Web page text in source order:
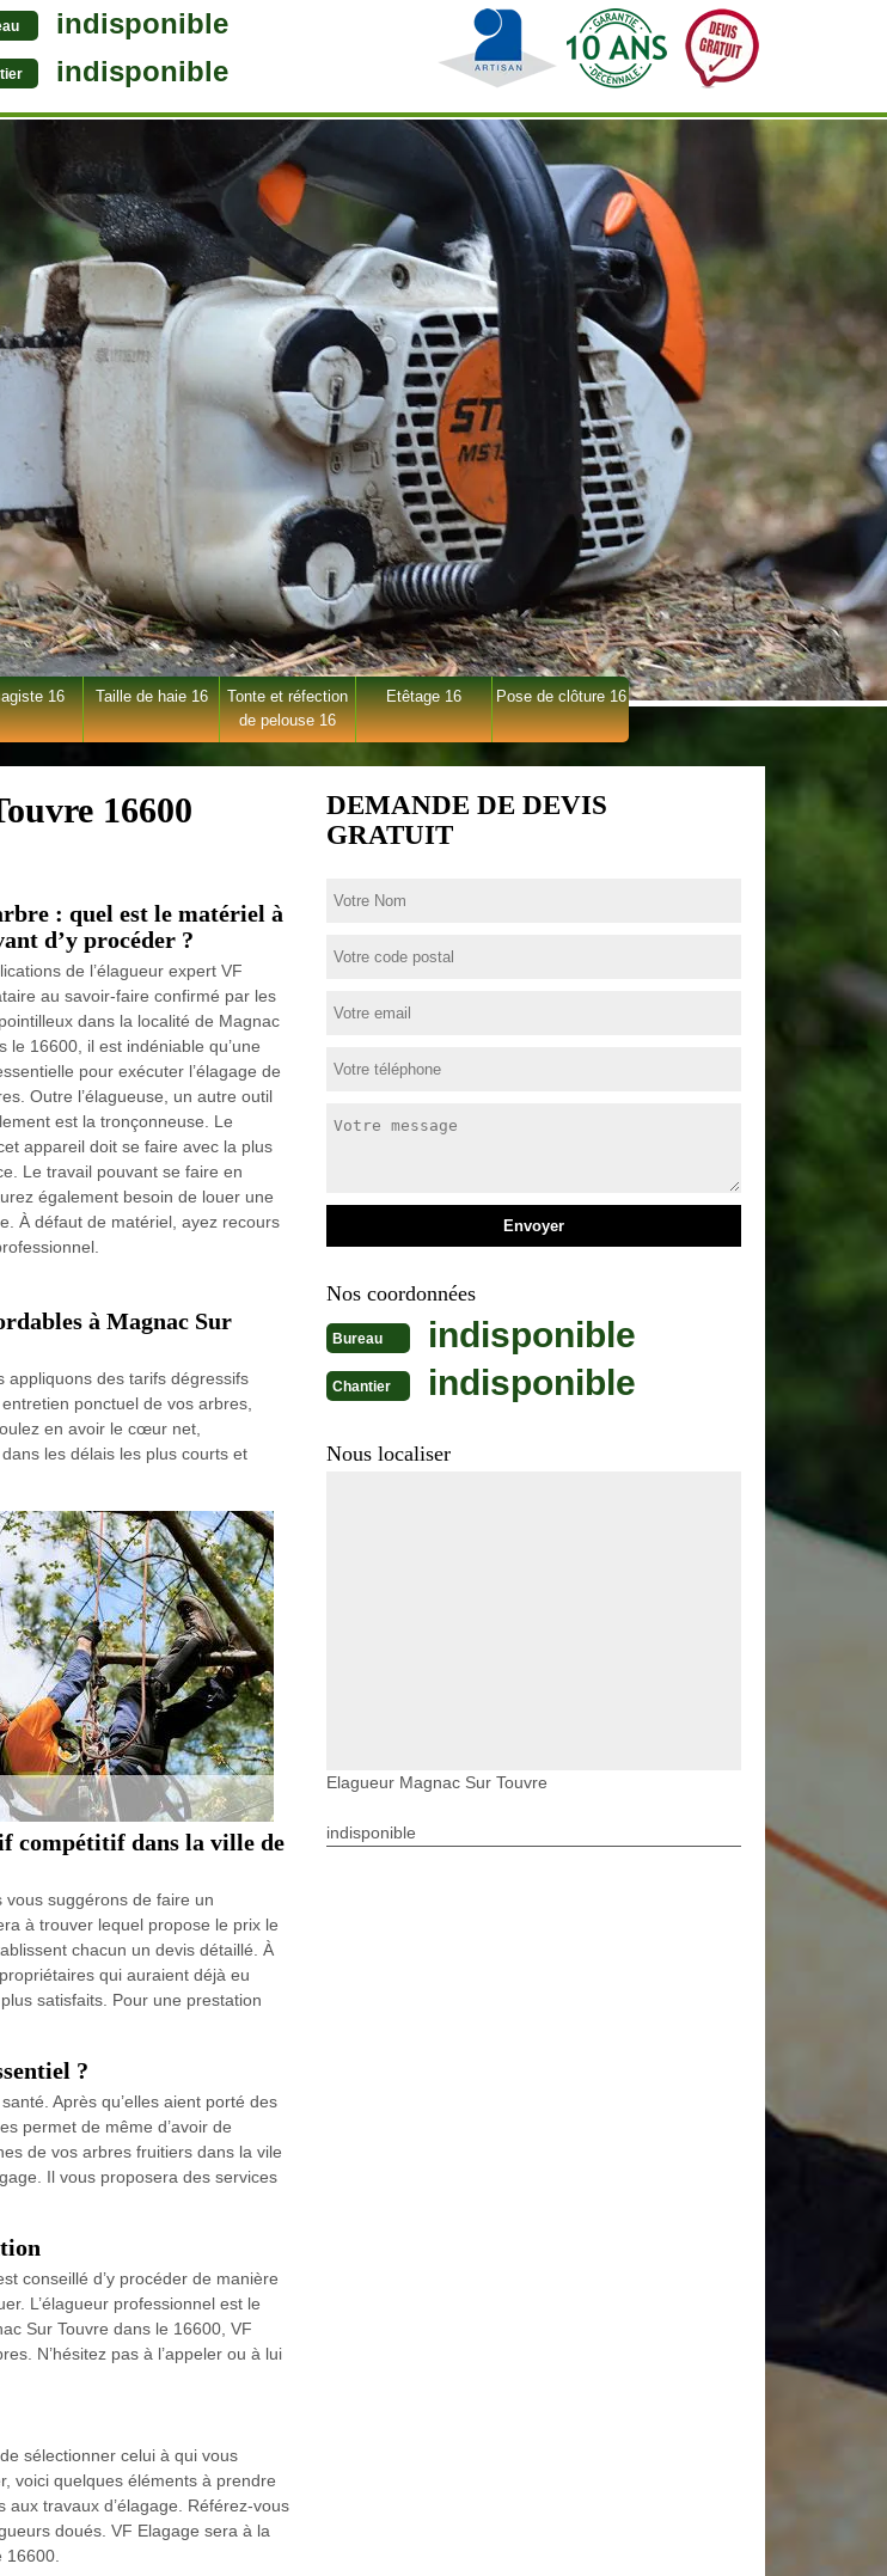
indisponible
indisponible
16 Taille de haie 16
Tonte et réfection
de pelouse 16
Etêtage 16 Pose de clôture 16
16600
: quel est le matériel à
d’y procéder ?
de l’élagueur expert VF
au savoir-faire confirmé par les
dans la localité de Magnac
le 16600, il est indéniable qu’une
pour exécuter l’élagage de
Outre l’élagueuse, un autre outil
est la tronçonneuse. Le
appareil doit se faire avec la plus
Le travail pouvant se faire en
également besoin de louer une
À défaut de matériel, ayez recours
à Magnac Sur
appliquons des tarifs dégressifs
ponctuel de vos arbres,
en avoir le cœur net,
les délais les plus courts et
compétitif dans la ville de
suggérons de faire un
à trouver lequel propose le prix le
chacun un devis détaillé. À
qui auraient déjà eu
satisfaits. Pour une prestation
?
Après qu’elles aient porté des
permet de même d’avoir de
de vos arbres fruitiers dans la vile
Il vous proposera des services
conseillé d’y procéder de manière
L’élagueur professionnel est le
Sur Touvre dans le 16600, VF
N’hésitez pas à l’appeler ou à lui
sélectionner celui à qui vous
voici quelques éléments à prendre
travaux d’élagage. Référez-vous
doués. VF Elagage sera à la
DEMANDE DE DEVIS
GRATUIT
Nos coordonnées
Bureau indisponible
Chantier indisponible
Nous localiser
Elagueur Magnac Sur Touvre
indisponible